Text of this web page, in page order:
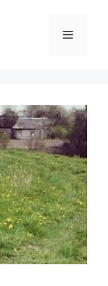
Menu